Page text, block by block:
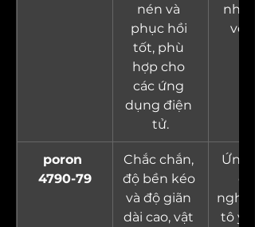
nén và
phục hồi
tốt, phù
hợp cho
các ứng
dụng điện
tử.
với
poron
4790-79
Chắc chắn,
độ bền kéo
và độ giãn
dài cao, vật
Ứng
tô